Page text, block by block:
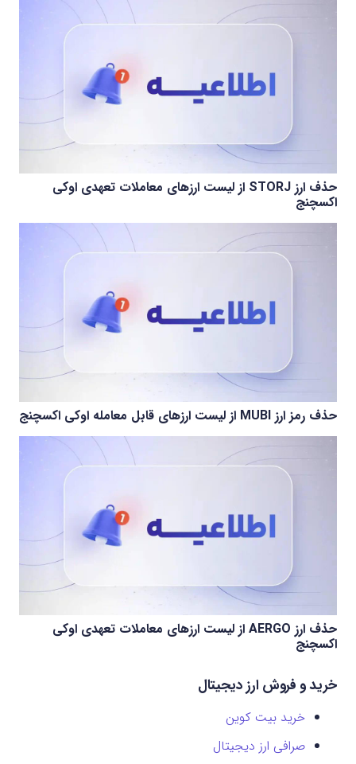
حذف ارز STORJ از لیست ارزهای معاملات تعهدی اوکی
اکسچنج
حذف رمز ارز MUBI از لیست ارزهای قابل معامله اوکی اکسچنج
حذف ارز AERGO از لیست ارزهای معاملات تعهدی اوکی
اکسچنج
خرید و فروش ارز دیجیتال
خرید بیت کوین
صرافی ارز دیجیتال